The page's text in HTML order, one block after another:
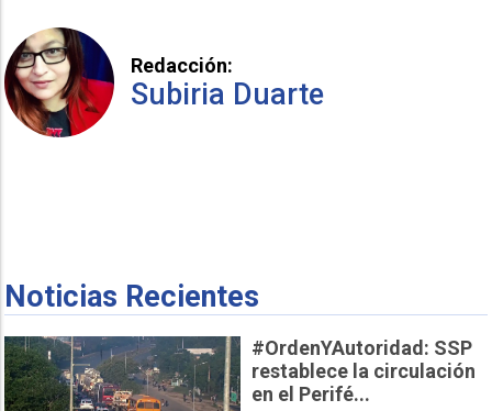
Redacción:
Subiria Duarte
Noticias Recientes
#OrdenYAutoridad: SSP
restablece la circulación
en el Perifé...